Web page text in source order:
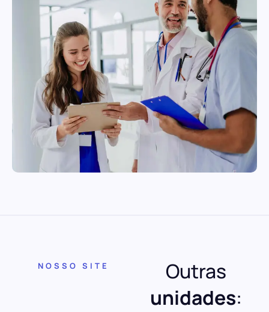
NOSSO SITE
Outras
unidades: